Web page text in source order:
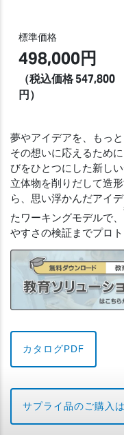
標準価格
498,000円
（税込価格 547,800
円）
夢やアイデアを、もっ
その想いに応えるため
びをひとつにした新し
立体物を削りだして造
ら、思い浮かんだアイ
たワーキングモデルで、
やすさの検証までプロト
カタログPDF
サプライ品のご購入